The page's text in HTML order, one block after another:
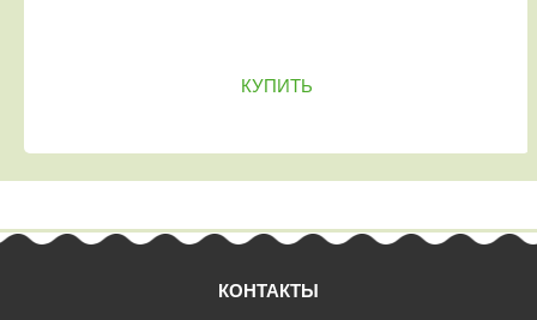
КУПИТЬ
КОНТАКТЫ